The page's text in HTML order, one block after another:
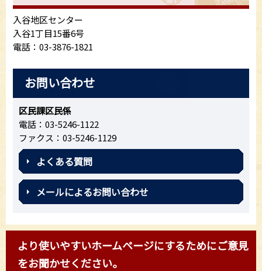
入谷地区センター
入谷1丁目15番6号
電話：03-3876-1821
お問い合わせ
区民課区民係
電話：03-5246-1122
ファクス：03-5246-1129
よくある質問
メールによるお問い合わせ
より使いやすいホームページにするためにご意見
をお聞かせください。